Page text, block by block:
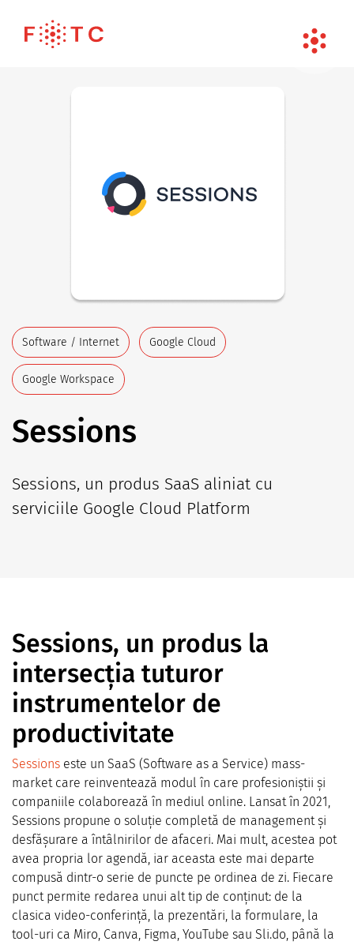
Software / Internet Google Cloud
Google Workspace
Sessions
Sessions, un produs SaaS aliniat cu
serviciile Google Cloud Platform
Sessions, un produs la
intersecția tuturor
instrumentelor de
productivitate
Sessions este un SaaS (Software as a Service) mass-
market care reinventează modul în care profesioniștii și
companiile colaborează în mediul online. Lansat în 2021,
Sessions propune o soluție completă de management și
desfășurare a întâlnirilor de afaceri. Mai mult, acestea pot
avea propria lor agendă, iar aceasta este mai departe
compusă dintr-o serie de puncte pe ordinea de zi. Fiecare
punct permite redarea unui alt tip de conținut: de la
clasica video-conferință, la prezentări, la formulare, la
tool-uri ca Miro, Canva, Figma, YouTube sau Sli.do, până la